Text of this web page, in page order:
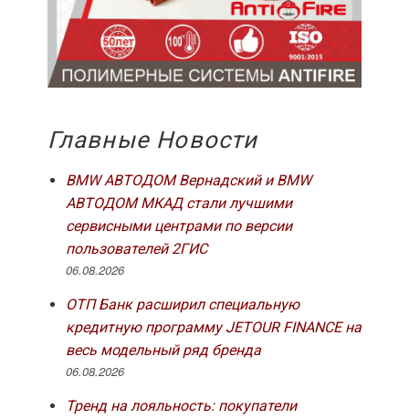
Главные Новости
BMW АВТОДОМ Вернадский и BMW
АВТОДОМ МКАД стали лучшими
сервисными центрами по версии
пользователей 2ГИС
06.08.2026
ОТП Банк расширил специальную
кредитную программу JETOUR FINANCE на
весь модельный ряд бренда
06.08.2026
Тренд на лояльность: покупатели